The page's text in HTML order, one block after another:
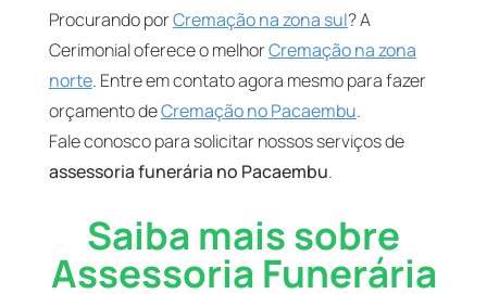
Procurando porCremação na zona sul? A
Cerimonial oferece o melhorCremação na zona
norte. Entre em contato agora mesmo para fazer
orçamento deCremação no Pacaembu.
Fale conosco para solicitar nossos serviços de
assessoria funerária no Pacaembu.
Saiba mais sobre
Assessoria Funerária